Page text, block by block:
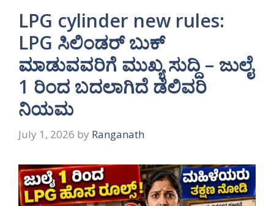
LPG cylinder new rules:
LPG ಸಿಲಿಂಡರ್ ಬುಕ್
ಮಾಡುವವರಿಗೆ ಮುಖ್ಯ ಸುದ್ದಿ – ಜುಲೈ
1 ರಿಂದ ಬದಲಾಗಿದೆ ಡೆಲಿವರಿ
ನಿಯಮ
July 1, 2026 by Ranganath